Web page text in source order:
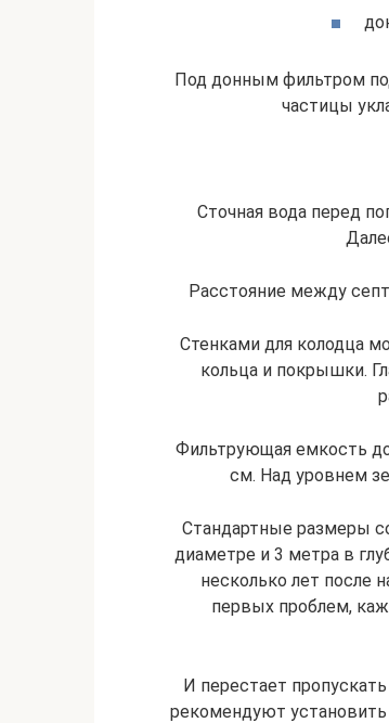
Под донным фильтром
частицы
Сточная вода перед
Расстояние между
Стенками для колодца
кольца и покрышки.
Фильтрующая емкость
см. Над уровнем
Стандартные размеры
диаметре и 3 метра в
несколько лет после
первых проблем,
И перестает
рекомендуют